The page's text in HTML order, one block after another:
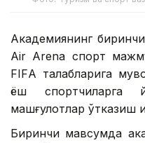
Академиянинг
Air Arena спорт
FIFА талабларига
ёш спортчиларга
машғулотлар ўтказиш
Биринчи мавсумда